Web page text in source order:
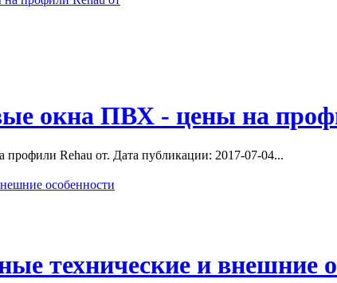
окна ПВХ - цены на
Rehau от. Дата публикации: 2017-07-04...
технические и внешние